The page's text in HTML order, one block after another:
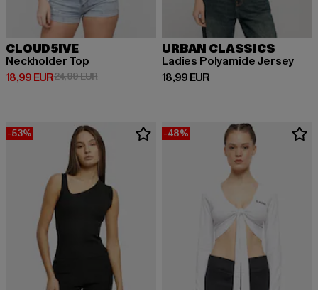
CLOUD5IVE
Neckholder Top
18,99 EUR
Derzeitiger Preis: 18,99 EUR
24,99 EURAktionspreis: 24,99 EUR
URBAN CLASSICS
Ladies Polyamide Jersey
18,99 EUR
Derzeitiger Preis: 18,99 EUR
-53% -48%